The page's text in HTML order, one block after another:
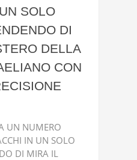
SOLO
DI
DELLA
CON
UN NUMERO
IN UN SOLO
DI MIRA IL